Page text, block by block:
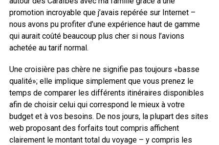
promotion incroyable que j’avais repérée sur Internet –
nous avons pu profiter d’une expérience haut de gamme
qui aurait coûté beaucoup plus cher si nous l’avions
achetée au tarif normal.
Une croisière pas chère ne signifie pas toujours «basse
qualité»; elle implique simplement que vous prenez le
temps de comparer les différents itinéraires disponibles
afin de choisir celui qui correspond le mieux à votre
budget et à vos besoins. De nos jours, la plupart des sites
web proposant des forfaits tout compris affichent
clairement le montant total du voyage – y compris les